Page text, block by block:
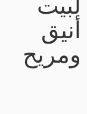
لبيت
أنيق
ومريح